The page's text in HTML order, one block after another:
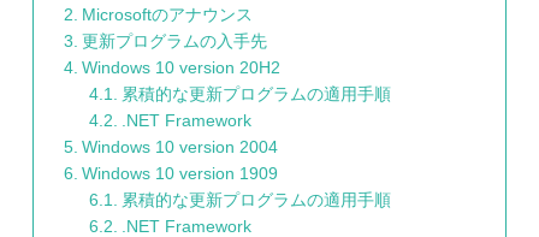
Microsoftのアナウンス
更新プログラムの入手先
Windows 10 version 20H2
累積的な更新プログラムの適用手順
.NET Framework
Windows 10 version 2004
Windows 10 version 1909
累積的な更新プログラムの適用手順
.NET Framework